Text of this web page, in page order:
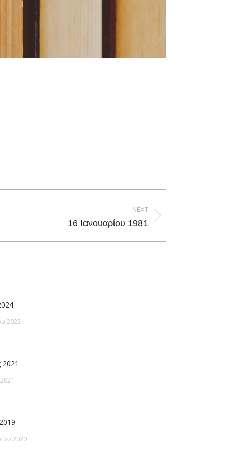
NEXT
16 Ιανουαρίου 1981
2023
2021
2020